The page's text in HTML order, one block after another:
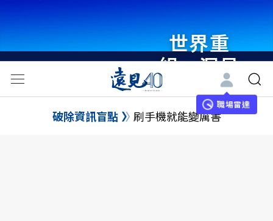
世界重
組・洞見
未來 與
世界領袖
職場雷達
破除資訊盲點 刷手機就能變厲害